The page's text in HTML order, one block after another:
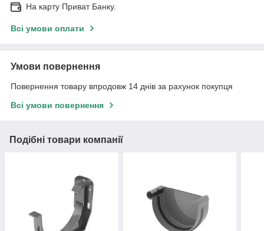
На карту Приват Банку.
Всі умови оплати
Умови повернення
Повернення товару впродовж 14 днів за рахунок покупця
Всі умови повернення
Подібні товари компанії